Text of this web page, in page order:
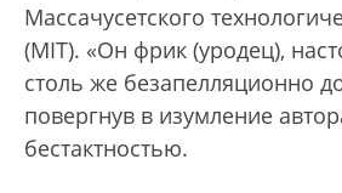
Массачусетского
(MIT). «Он фрик (уродец),
столь же безапелляционно
повергнув в изумление
бестактностью.